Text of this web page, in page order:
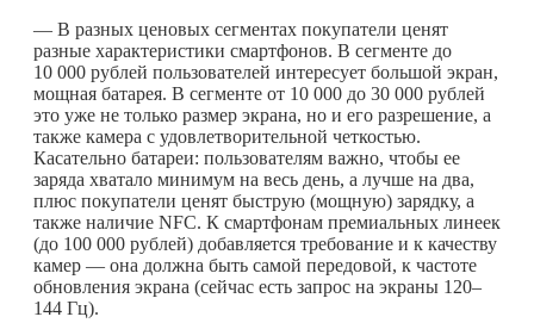
— В разных ценовых сегментах покупатели ценят
разные характеристики смартфонов. В сегменте до
10 000 рублей пользователей интересует большой экран,
мощная батарея. В сегменте от 10 000 до 30 000 рублей
это уже не только размер экрана, но и его разрешение, а
также камера с удовлетворительной четкостью.
Касательно батареи: пользователям важно, чтобы ее
заряда хватало минимум на весь день, а лучше на два,
плюс покупатели ценят быструю (мощную) зарядку, а
также наличие NFC. К смартфонам премиальных линеек
(до 100 000 рублей) добавляется требование и к качеству
камер — она должна быть самой передовой, к частоте
обновления экрана (сейчас есть запрос на экраны 120–
144 Гц).